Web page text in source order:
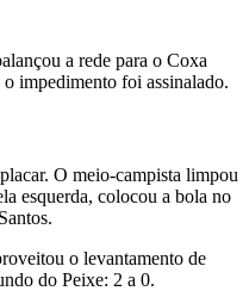
a rede para o Coxa
o impedimento foi assinalado.
O meio-campista limpou
esquerda, colocou a bola no
o levantamento de
do Peixe: 2 a 0.